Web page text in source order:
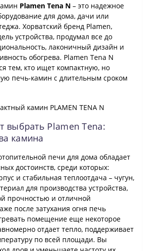
Plamen Tena N – это надежное
для дома, дачи или
Хорватский бренд Plamen,
устройства, продумал все до
лаконичный дизайн и
обогрева. Plamen Tena N
тем, кто ищет компактную, но
печь-камин с длительным сроком
выбрать Plamen Tena:
камина
печи для дома обладает
достоинств, среди которых:
и стабильная теплоотдача – чугун,
для производства устройства,
прочностью и отличной
после затухания огня печь
помещение еще некоторое
отдает тепло, поддерживает
по всей площади. Вы